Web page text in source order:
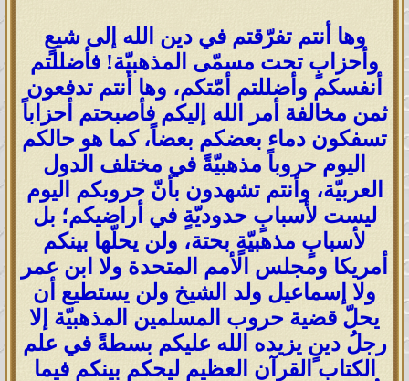
وها أنتم تفرّقتم في دين الله إلى شيعٍ
وأحزابٍ تحت مسمّى المذهبيّة! فأضللتم
أنفسكم وأضللتم أمّتكم، وها أنتم تدفعون
ثمن مخالفة أمر الله إليكم فأصبحتم أحزاباً
تسفكون دماء بعضكم بعضاً، كما هو حالكم
اليوم حروباً مذهبيّةً في مختلف الدول
العربيّة، وأنتم تشهدون بأنّ حروبكم اليوم
ليست لأسبابٍ حدوديّةٍ في أراضيكم؛ بل
لأسبابٍ مذهبيّةٍ بحتة، ولن يحلّها بينكم
أمريكا ومجلس الأمم المتحدة ولا ابن عمر
ولا إسماعيل ولد الشيخ ولن يستطيع أن
يحلّ قضية حروب المسلمين المذهبيّة إلا
رجلُ دينٍ يزيده الله عليكم بسطةً في علم
الكتاب القرآن العظيم ليحكم بينكم فيما